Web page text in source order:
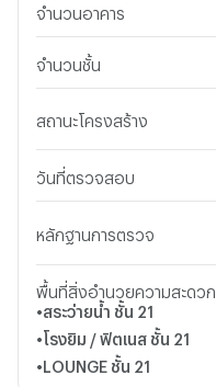
จำนวนอาคาร
จำนวนชั้น
สถานะโครงสร้าง
วันที่ตรวจสอบ
หลักฐานการตรวจ
พื้นที่สิ่งอำนวยความสะดวก
•สระว่ายน้ำ ชั้น 21
•โรงยิม / ฟิตเนส ชั้น 21
•LOUNGE ชั้น 21